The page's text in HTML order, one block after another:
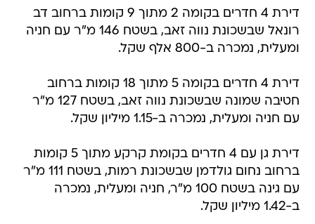
דירת 4 חדרים בקומה 2 מתוך 9 קומות ברחוב דב
רונאל שבשכונת נווה זאב, בשטח 146 מ"ר עם חניה
ומעלית, נמכרה ב-800 אלף שקל.
דירת 4 חדרים בקומה 5 מתוך 18 קומות ברחוב
חטיבה שמונה שבשכונת נווה זאב, בשטח 127 מ"ר
עם חניה ומעלית, נמכרה ב-1.15 מיליון שקל.
דירת גן עם 4 חדרים בקומת קרקע מתוך 5 קומות
ברחוב נחום גולדמן שבשכונת רמות, בשטח 111 מ"ר
עם גינה בשטח 100 מ"ר, חניה ומעלית, נמכרה
ב-1.42 מיליון שקל.